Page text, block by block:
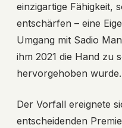
einzigartige Fähigkeit,
entschärfen – eine
Umgang mit Sadio
ihm 2021 die Hand zu
hervorgehoben wurde.
Der Vorfall ereignete
entscheidenden